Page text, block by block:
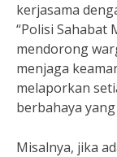
kerjasama
“Polisi Sahabat
mendorong
menjaga
melaporkan
berbahaya
Misalnya, jika